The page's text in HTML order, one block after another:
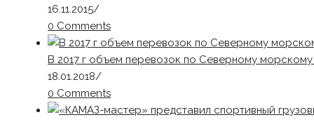
16.11.2015/
0 Comments
В 2017 г объем перевозок по Северному морскому
18.01.2018/
0 Comments